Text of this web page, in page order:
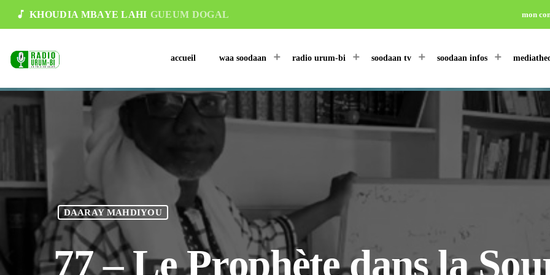
music_note KHOUDIA MBAYE LAHI GUEUM DOGAL mon
accueil waa soodaan radio urum-bi soodaan tv soodaan infos
DAARAY MAHDIYOU
77 – Le Prophète dans la